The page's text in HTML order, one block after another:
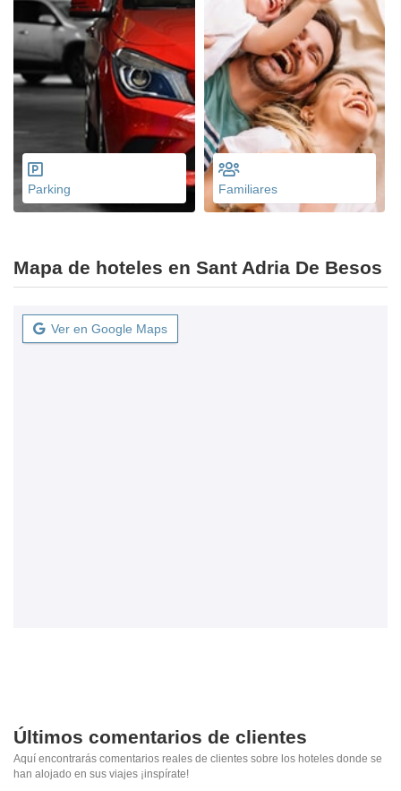
Parking Familiares
Mapa de hoteles en Sant Adria De Besos
Ver en Google Maps
Últimos comentarios de clientes
Aquí encontrarás comentarios reales de clientes sobre los hoteles donde se
han alojado en sus viajes ¡inspírate!